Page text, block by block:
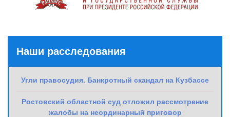
Наши расследования
Угли правосудия. Банкротный скандал на Кузбассе
Ростовский областной суд отложил рассмотрение
жалобы на неординарный приговор